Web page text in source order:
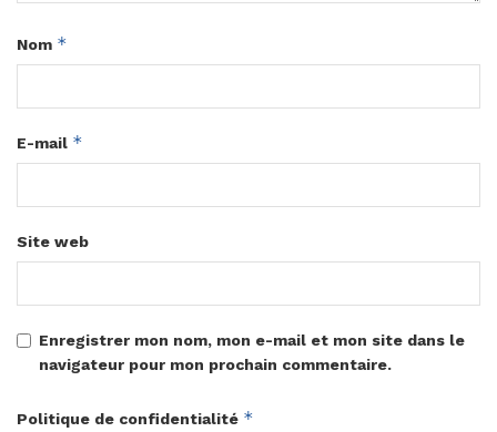
Nom *
E-mail *
Site web
Enregistrer mon nom, mon e-mail et mon site dans le
navigateur pour mon prochain commentaire.
Politique de confidentialité *